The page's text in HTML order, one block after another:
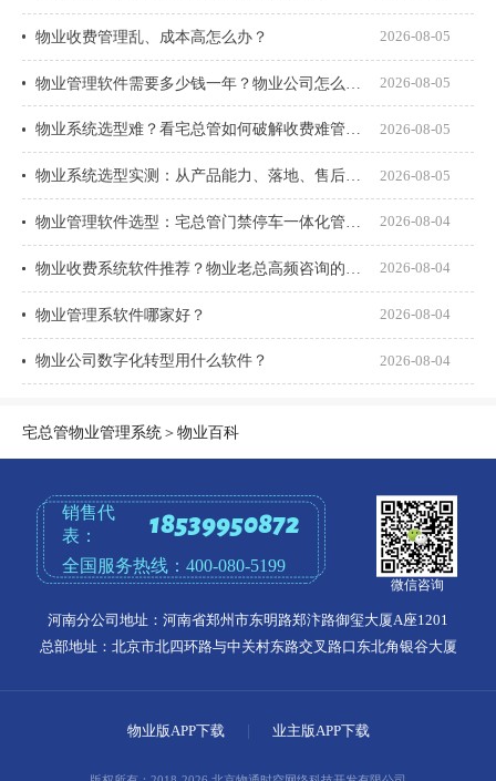
物业收费管理乱、成本高怎么办？ 2026-08-05
2026-08-05
物业系统选型难？看宅总管如何破解收费难管理乱 2026-08-05
2026-08-05
2026-08-04
2026-08-04
物业管理系软件哪家好？ 2026-08-04
物业公司数字化转型用什么软件？ 2026-08-04
宅总管物业管理系统＞物业百科
销售代
表：
18539950872
全国服务热线：400-080-5199
微信咨询
河南分公司地址：河南省郑州市东明路郑汴路御玺大厦A座1201
总部地址：北京市北四环路与中关村东路交叉路口东北角银谷大厦
物业版APP下载 业主版APP下载